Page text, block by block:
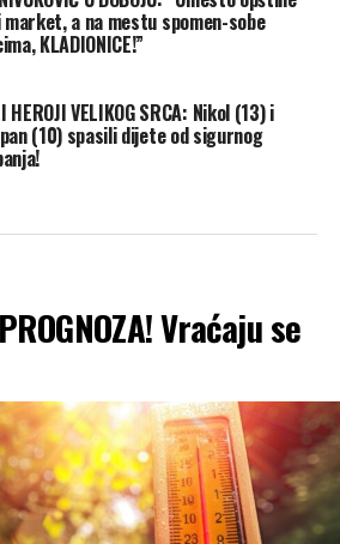
a na mestu spomen-sobe
KLADIONICE!”
HEROJI VELIKOG SRCA: Nikol (13) i
(10) spasili dijete od sigurnog
Vraćaju se